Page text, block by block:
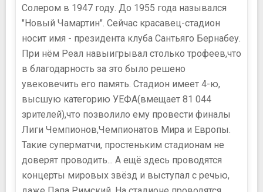
Солером в 1947 году. До 1955 года назывался
"Новый Чамартин". Сейчас красавец-стадион
носит имя - президента клуба Сантьяго Бернабеу.
При нём Реал навыигрывал столько трофеев,что
в благодарность за это было решено
увековечить его память. Стадион имеет 4-ю,
высшую категорию УЕФА(вмещает 81 044
зрителей),что позволило ему провести финалы
Лиги Чемпионов,Чемпионатов Мира и Европы.
Такие суперматчи, простеньким стадионам не
доверят проводить... А ещё здесь проводятся
концерты мировых звёзд и выступал с речью,